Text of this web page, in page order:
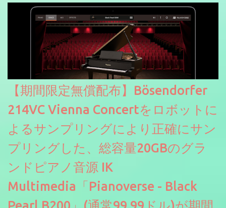
【期間限定無償配布】Bösendorfer
214VC Vienna Concertをロボットに
よるサンプリングにより正確にサン
プリングした、総容量20GBのグラ
ンドピアノ音源 IK
Multimedia「Pianoverse - Black